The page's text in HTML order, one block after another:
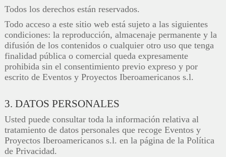
Todos los derechos están reservados.
Todo acceso a este sitio web está sujeto a las siguientes
condiciones: la reproducción, almacenaje permanente y la
difusión de los contenidos o cualquier otro uso que tenga
finalidad pública o comercial queda expresamente
prohibida sin el consentimiento previo expreso y por
escrito de Eventos y Proyectos Iberoamericanos s.l.
3. DATOS PERSONALES
Usted puede consultar toda la información relativa al
tratamiento de datos personales que recoge Eventos y
Proyectos Iberoamericanos s.l. en la página de la Política
de Privacidad.